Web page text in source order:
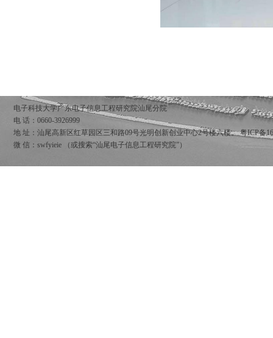
电子科技大学广东电子信息工程研究院汕尾分院
电 话：0660-3926999
地 址：汕尾高新区红草园区三和路09号光明创新创业中心2号楼六楼。粤ICP备
微 信：swfyieie （或搜索“汕尾电子信息工程研究院”）